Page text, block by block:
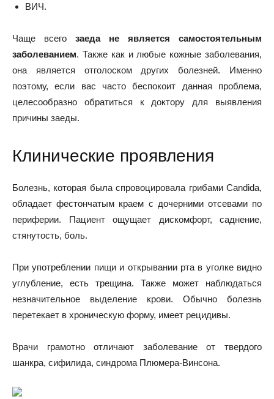
ВИЧ.
Чаще всего заеда не является самостоятельным
заболеванием. Также как и любые кожные заболевания,
она является отголоском других болезней. Именно
поэтому, если вас часто беспокоит данная проблема,
целесообразно обратиться к доктору для выявления
причины заеды.
Клинические проявления
Болезнь, которая была спровоцировала грибами Candida,
обладает фестончатым краем с дочерними отсевами по
периферии. Пациент ощущает дискомфорт, саднение,
стянутость, боль.
При употреблении пищи и открывании рта в уголке видно
углубление, есть трещина. Также может наблюдаться
незначительное выделение крови. Обычно болезнь
перетекает в хроническую форму, имеет рецидивы.
Врачи грамотно отличают заболевание от твердого
шанкра, сифилида, синдрома Плюмера-Винсона.